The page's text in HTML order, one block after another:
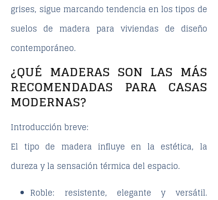
grises, sigue marcando tendencia en lostipos de
suelos de madera para viviendas de diseño
contemporáneo.
¿QUÉ MADERAS SON LAS MÁS
RECOMENDADAS PARA CASAS
MODERNAS?
Introducción breve:
El tipo de madera influye en la estética, la
dureza y la sensación térmica del espacio.
Roble: resistente, elegante y versátil.